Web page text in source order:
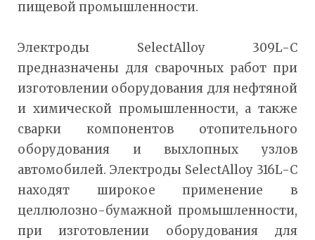
пищевой промышленности.
Электроды SelectAlloy 309L-C
предназначены для сварочных работ при
изготовлении оборудования для нефтяной
и химической промышленности, а также
сварки компонентов отопительного
оборудования и выхлопных узлов
автомобилей. Электроды SelectAlloy 316L-C
находят широкое применение в
целлюлозно-бумажной промышленности,
при изготовлении оборудования для